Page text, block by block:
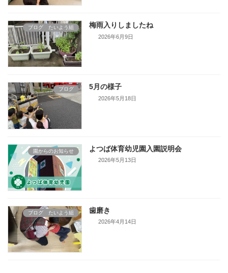
ブログ たいよう組 梅雨入りしましたね
2026年6月9日
ブログ 5月の様子
2026年5月18日
園からのお知らせ よつば体育幼児園入園説明会
2026年5月13日
ブログ たいよう組 歯磨き
2026年4月14日